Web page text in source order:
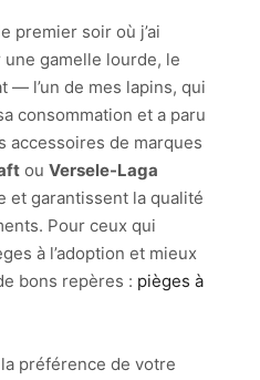
premier soir où j’ai
gamelle lourde, le
— l’un de mes lapins, qui
consommation et a paru
accessoires de marques
ou Versele-Laga
et garantissent la qualité
Pour ceux qui
à l’adoption et mieux
bons repères : pièges à
préférence de votre